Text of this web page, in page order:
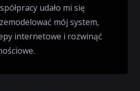
udało mi się
mój system,
internetowe i rozwinąć